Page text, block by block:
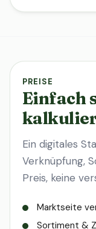
PREISE
Einfach
Ein digitales
Verknüpfung,
Preis, keine
Marktseite
Sortiment &